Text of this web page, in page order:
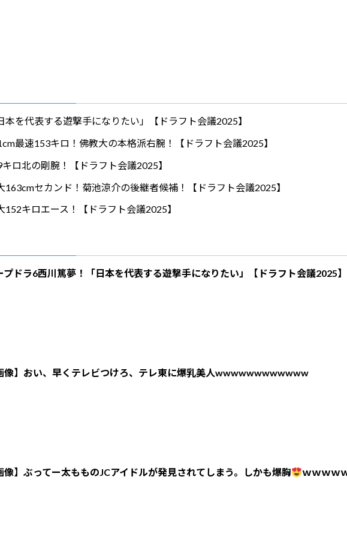
本を代表する遊撃手になりたい」【ドラフト会議2025】
最速153キロ！佛教大の本格派右腕！【ドラフト会議2025】
ロ北の剛腕！【ドラフト会議2025】
163cmセカンド！菊池涼介の後継者候補！【ドラフト会議2025】
キロエース！【ドラフト会議2025】
プドラ6西川篤夢！「日本を代表する遊撃手になりたい」【ドラフト会議2025】
像】おい、早くテレビつけろ、テレ東に爆乳美人wwwwwwwwwwww
像】ぶってー太もものJCアイドルが発見されてしまう。しかも爆胸 ｗｗｗｗ